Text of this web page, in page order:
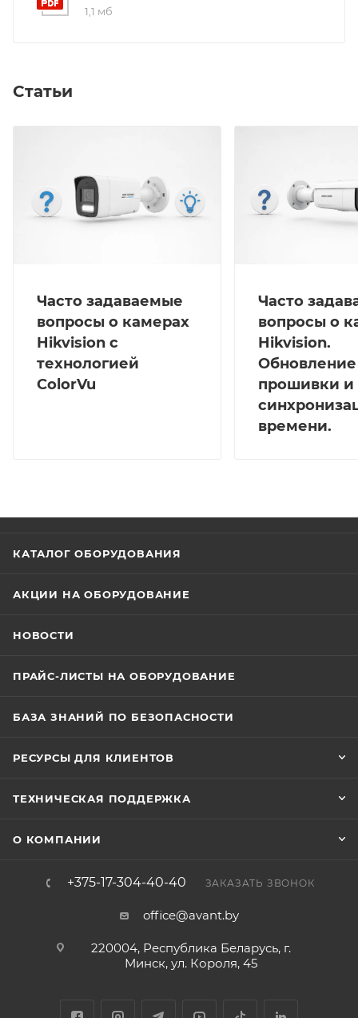
1,1 мб
Статьи
Часто задаваемые
вопросы о камерах
Hikvision с
технологией
ColorVu
Часто
вопросы о
Hikvision.
Обновление
прошивки и
времени.
КАТАЛОГ ОБОРУДОВАНИЯ
АКЦИИ НА ОБОРУДОВАНИЕ
НОВОСТИ
ПРАЙС-ЛИСТЫ НА ОБОРУДОВАНИЕ
БАЗА ЗНАНИЙ ПО БЕЗОПАСНОСТИ
РЕСУРСЫ ДЛЯ КЛИЕНТОВ
ТЕХНИЧЕСКАЯ ПОДДЕРЖКА
О КОМПАНИИ
+375-17-304-40-40 ЗАКАЗАТЬ ЗВОНОК
office@avant.by
220004, Республика Беларусь, г.
Минск, ул. Короля, 45